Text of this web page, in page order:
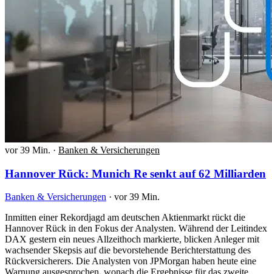
vor 39 Min. · Banken & Versicherungen
Hannover Rück: Munich Re senkt auf 62 Milliarden
Banken & Versicherungen · vor 39 Min.
Inmitten einer Rekordjagd am deutschen Aktienmarkt rückt die
Hannover Rück in den Fokus der Analysten. Während der Leitindex
DAX gestern ein neues Allzeithoch markierte, blicken Anleger mit
wachsender Skepsis auf die bevorstehende Berichterstattung des
Rückversicherers. Die Analysten von JPMorgan haben heute eine